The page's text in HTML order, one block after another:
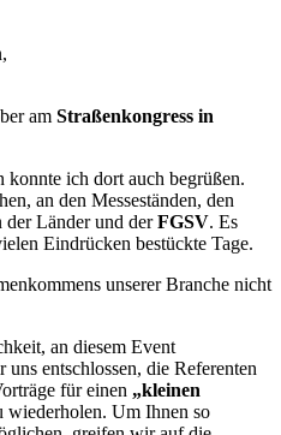
am Straßenkongress in
ich dort auch begrüßen.
an den Messeständen, den
der Länder und derFGSV. Es
Eindrücken bestückte Tage.
unserer Branche nicht
an diesem Event
entschlossen, die Referenten
für einen „kleinen
wiederholen. Um Ihnen so